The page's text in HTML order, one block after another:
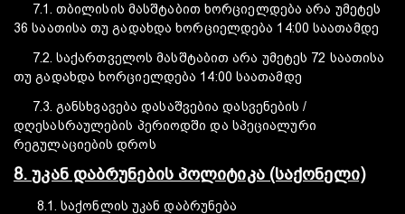
7.1. თბილისის მასშტაბით ხორციელდება არა უმეტეს
36 საათისა თუ გადახდა ხორციელდება 14:00 საათამდე
7.2. საქართველოს მასშტაბით არა უმეტეს 72 საათისა
თუ გადახდა ხორციელდება 14:00 საათამდე
7.3. განსხვავება დასაშვებია დასვენების /
დღესასრაულების პერიოდში და სპეციალური
რეგულაციების დროს
8. უკან დაბრუნების პოლიტიკა (საქონელი)
8.1. საქონლის უკან დაბრუნება